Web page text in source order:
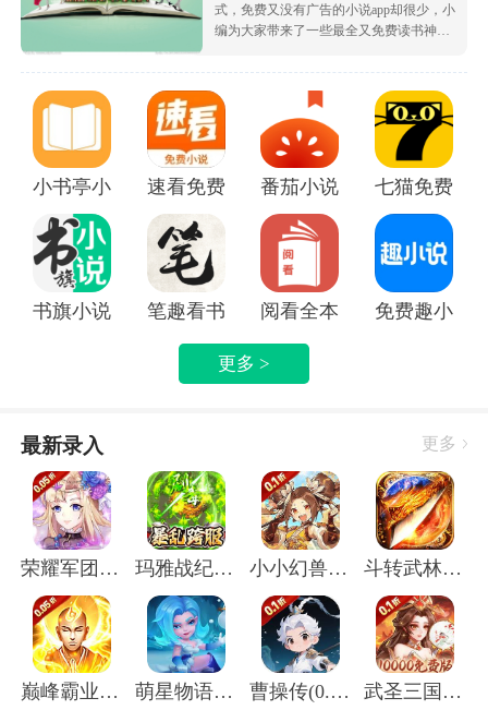
式，免费又没有广告的小说app却很少，小
编为大家带来了一些最全又免费读书神
小说资源，都很根据市场受欢迎的热度为
大家排序的哦，致力于带给大家好用的追
书软件！
小书亭小说 速看免费小说app番茄小说免费版下载安装
七猫免费阅
书旗小说APP笔趣看书小说app阅看全本免费小说APP
免费趣小说
更多 >
最新录入 更多
荣耀军团(0.05折主宰天命) 玛雅战纪(屠魔沉默专属) 小小幻兽录(虎踞中原0.1折) 斗转武林(圣金专属单职业)
巅峰霸业(封神榜0.05折) 萌星物语(登录送5星英雄) 曹操传(0.1折送终身元宝卡) 武圣三国(0.1无限代金免费版)